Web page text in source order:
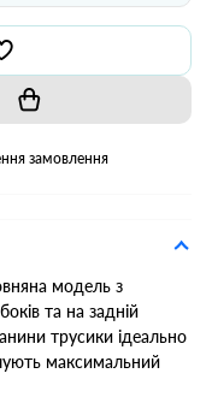
замовлення
модель з
та на задній
трусики ідеально
максимальний